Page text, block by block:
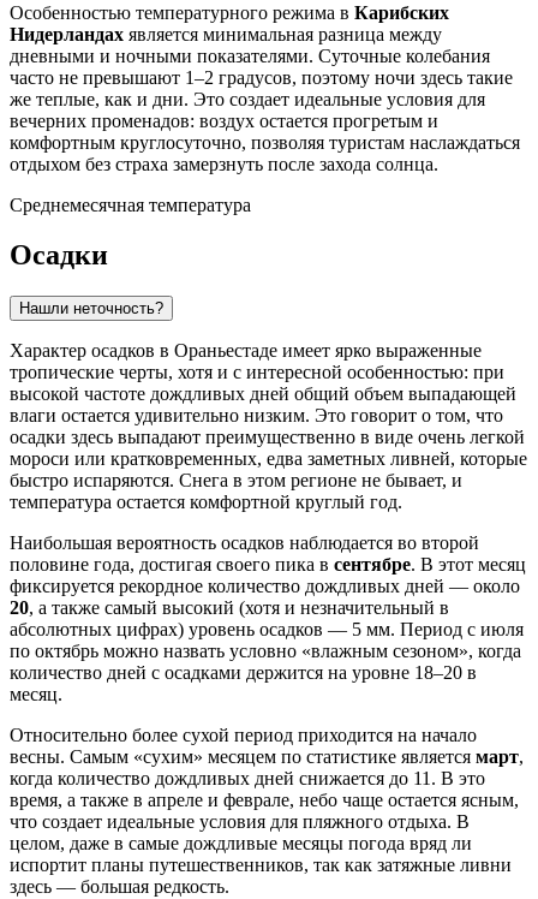
Особенностью температурного режима в Карибских
Нидерландах является минимальная разница между
дневными и ночными показателями. Суточные колебания
часто не превышают 1–2 градусов, поэтому ночи здесь такие
же теплые, как и дни. Это создает идеальные условия для
вечерних променадов: воздух остается прогретым и
комфортным круглосуточно, позволяя туристам наслаждаться
отдыхом без страха замерзнуть после захода солнца.
Среднемесячная температура
Осадки
Нашли неточность?
Характер осадков в Ораньестаде имеет ярко выраженные
тропические черты, хотя и с интересной особенностью: при
высокой частоте дождливых дней общий объем выпадающей
влаги остается удивительно низким. Это говорит о том, что
осадки здесь выпадают преимущественно в виде очень легкой
мороси или кратковременных, едва заметных ливней, которые
быстро испаряются. Снега в этом регионе не бывает, и
температура остается комфортной круглый год.
Наибольшая вероятность осадков наблюдается во второй
половине года, достигая своего пика в сентябре. В этот месяц
фиксируется рекордное количество дождливых дней — около
20, а также самый высокий (хотя и незначительный в
абсолютных цифрах) уровень осадков — 5 мм. Период с июля
по октябрь можно назвать условно «влажным сезоном», когда
количество дней с осадками держится на уровне 18–20 в
месяц.
Относительно более сухой период приходится на начало
весны. Самым «сухим» месяцем по статистике является март,
когда количество дождливых дней снижается до 11. В это
время, а также в апреле и феврале, небо чаще остается ясным,
что создает идеальные условия для пляжного отдыха. В
целом, даже в самые дождливые месяцы погода вряд ли
испортит планы путешественников, так как затяжные ливни
здесь — большая редкость.